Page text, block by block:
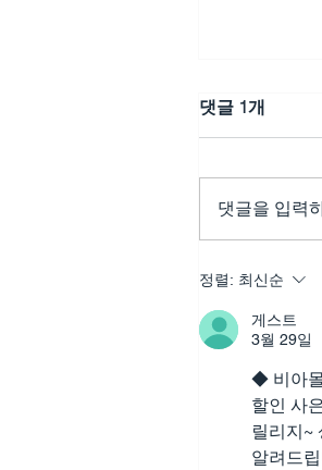
정품 골드
댓글 1개
댓글을 입력
정렬: 최신순
게스트
3월 29일
◆ 비아
할인 사
릴리지~
알려드